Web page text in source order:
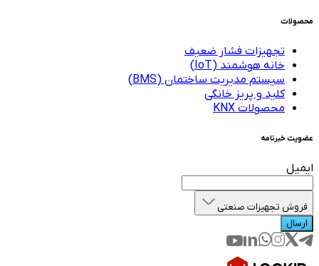
محصولات
تجهیزات فشار ضعیف
خانه هوشمند (IoT)
سیستم مدیریت ساختمان (BMS)
کلید و پریز خانگی
محصولات KNX
عضویت خبرنامه
ایمیل
فروش تجهیزات صنعتی
ارسال